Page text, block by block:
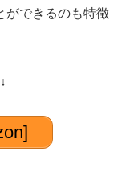
ができるのも特徴